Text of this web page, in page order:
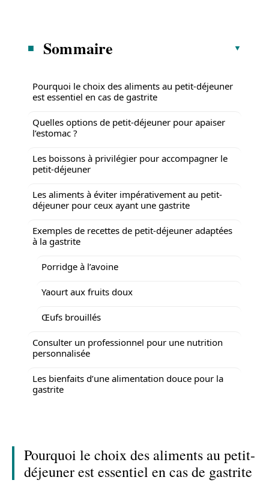
Sommaire
Pourquoi le choix des aliments au petit-déjeuner
est essentiel en cas de gastrite
Quelles options de petit-déjeuner pour apaiser
l’estomac ?
Les boissons à privilégier pour accompagner le
petit-déjeuner
Les aliments à éviter impérativement au petit-
déjeuner pour ceux ayant une gastrite
Exemples de recettes de petit-déjeuner adaptées
à la gastrite
Porridge à l’avoine
Yaourt aux fruits doux
Œufs brouillés
Consulter un professionnel pour une nutrition
personnalisée
Les bienfaits d’une alimentation douce pour la
gastrite
Pourquoi le choix des aliments au petit-
déjeuner est essentiel en cas de gastrite